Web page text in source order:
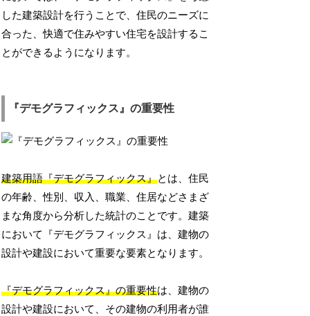
した建築設計を行うことで、住民のニーズに
合った、快適で住みやすい住宅を設計するこ
とができるようになります。
『デモグラフィックス』の重要性
建築用語『デモグラフィックス』とは、住民
の年齢、性別、収入、職業、住居などさまざ
まな角度から分析した統計のことです。建築
において『デモグラフィックス』は、建物の
設計や建設において重要な要素となります。
『デモグラフィックス』の重要性は、建物の
設計や建設において、その建物の利用者が誰